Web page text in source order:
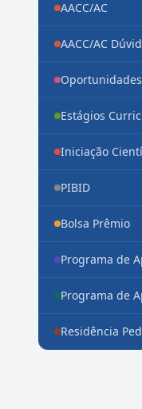
AACC/AC
AACC/AC
Oportunidades
Estágios
Iniciação
PIBID
Bolsa Prêmio
Programa de
Programa de
Residência